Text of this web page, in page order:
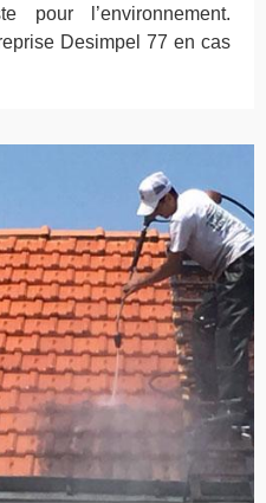
pour l’environnement.
Desimpel 77 en cas